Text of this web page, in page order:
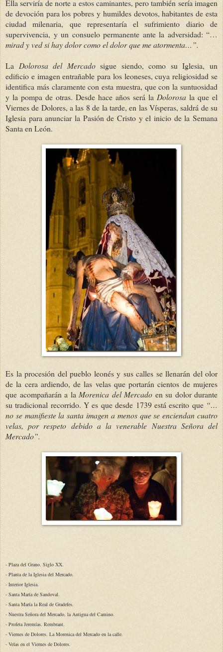
Ella serviría de norte a estos caminantes, pero también sería imagen
de devoción para los pobres y humildes devotos, habitantes de esta
ciudad milenaria, que representaría el sufrimiento diario de
supervivencia, y un consuelo permanente ante la adversidad: “…
mirad y ved si hay dolor como el dolor que me atormenta…”.
La Dolorosa del Mercadosigue siendo, como su Iglesia, un
edificio e imagen entrañable para los leoneses, cuya religiosidad se
identifica más claramente con esta muestra, que con la suntuosidad
y la pompa de otras. Desde hace años será la Dolorosa la que el
Viernes de Dolores, a las 8 de la tarde, en las Vísperas, saldrá de su
Iglesia para anunciar la Pasión de Cristo y el inicio de la Semana
Santa en León.
Es la procesión del pueblo leonés y sus calles se llenarán del olor
de la cera ardiendo, de las velas que portarán cientos de mujeres
que acompañarán a la Morenica del Mercado en su dolor durante
su tradicional recorrido. Y es que desde 1739 está escrito que “…
no se manifieste la santa imagen a menos que se enciendan cuatro
velas, por respeto debido a la venerable Nuestra Señora del
Mercado”.
- Plaza del Grano. Siglo XX.
- Planta de la Iglesia del Mercado.
- Interior Iglesia.
- Santa María de Sandoval.
- Santa María la Real de Gradefes.
- Nuestra Señora del Mercado, la Antigua del Camino.
- Profeta Jeremías. Rembrant.
- Viernes de Dolores. La Morenica del Mercado en la calle.
- Velas en el Viernes de Dolores.